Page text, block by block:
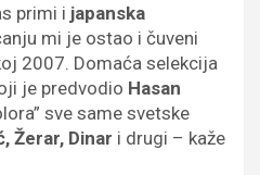
primi i japanska
mi je ostao i čuveni
2007. Domaća selekcija
je predvodio Hasan
sve same svetske
Žerar, Dinar i drugi – kaže